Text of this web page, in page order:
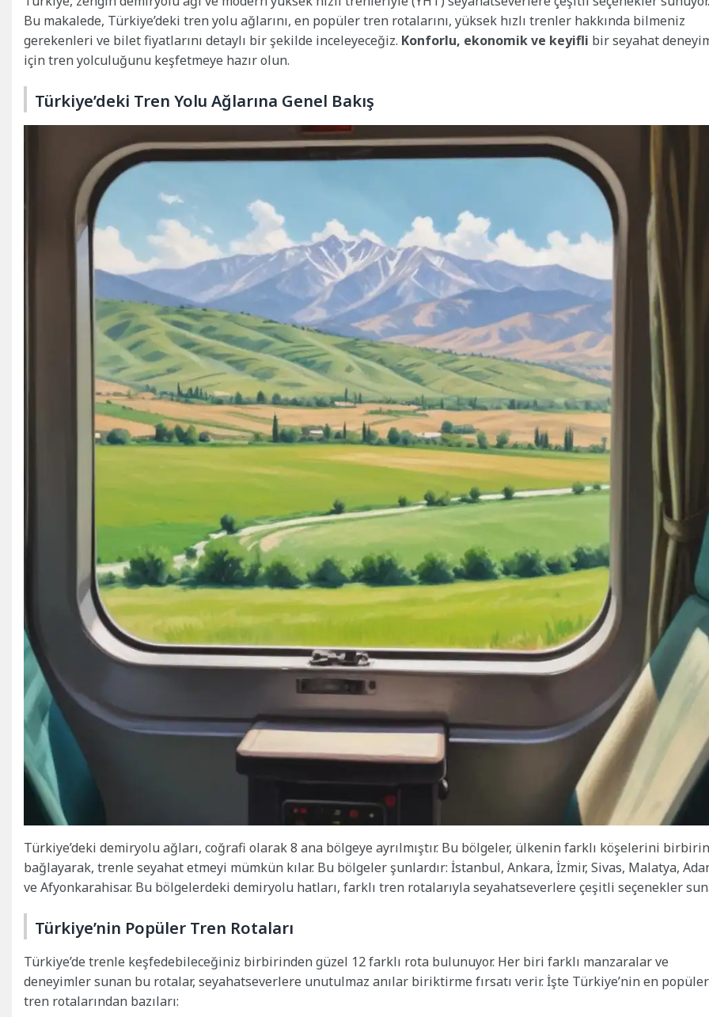
Bu makalede, Türkiye’deki tren yolu ağlarını, en popüler tren rotalarını, yüksek hızlı trenler hakkında bilmeniz
gerekenleri ve bilet fiyatlarını detaylı bir şekilde inceleyeceğiz. Konforlu, ekonomik ve keyifli bir seyahat
için tren yolculuğunu keşfetmeye hazır olun.
Türkiye’deki Tren Yolu Ağlarına Genel Bakış
Türkiye’deki demiryolu ağları, coğrafi olarak 8 ana bölgeye ayrılmıştır. Bu bölgeler, ülkenin farklı köşelerini
bağlayarak, trenle seyahat etmeyi mümkün kılar. Bu bölgeler şunlardır: İstanbul, Ankara, İzmir, Sivas, Malatya,
ve Afyonkarahisar. Bu bölgelerdeki demiryolu hatları, farklı tren rotalarıyla seyahatseverlere çeşitli seçenekler
Türkiye’nin Popüler Tren Rotaları
Türkiye’de trenle keşfedebileceğiniz birbirinden güzel 12 farklı rota bulunuyor. Her biri farklı manzaralar ve
deneyimler sunan bu rotalar, seyahatseverlere unutulmaz anılar biriktirme fırsatı verir. İşte Türkiye’nin en popüler
tren rotalarından bazıları: